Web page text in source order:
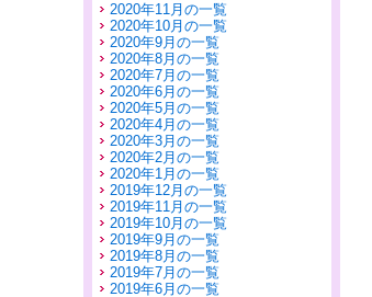
2020年11月の一覧
2020年10月の一覧
2020年9月の一覧
2020年8月の一覧
2020年7月の一覧
2020年6月の一覧
2020年5月の一覧
2020年4月の一覧
2020年3月の一覧
2020年2月の一覧
2020年1月の一覧
2019年12月の一覧
2019年11月の一覧
2019年10月の一覧
2019年9月の一覧
2019年8月の一覧
2019年7月の一覧
2019年6月の一覧